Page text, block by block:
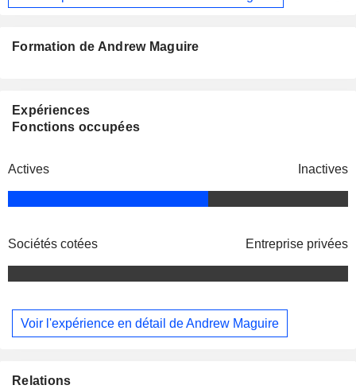
Formation de Andrew Maguire
Expériences
Fonctions occupées
Actives Inactives
Sociétés cotées Entreprise privées
Voir l'expérience en détail de Andrew Maguire
Relations